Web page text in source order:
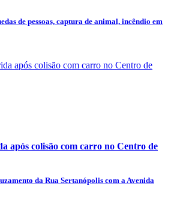
de pessoas, captura de animal, incêndio em
após colisão com carro no Centro de
da Rua Sertanópolis com a Avenida